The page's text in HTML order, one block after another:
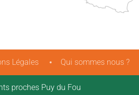
proches Puy du Fou
Légales Qui sommes nous ?